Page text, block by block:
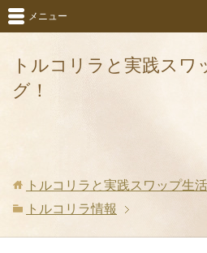
トルコリラと実践スワ
グ！
メニュー
トルコリラと実践スワップ生
トルコリラ情報